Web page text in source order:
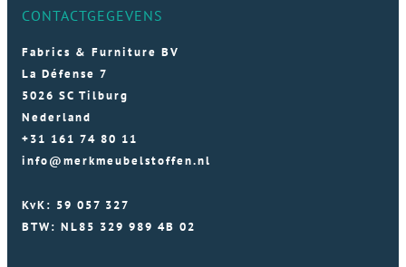
CONTACTGEGEVENS
Fabrics & Furniture BV
La Défense 7
5026 SC Tilburg
Nederland
+31 161 74 80 11
info@merkmeubelstoffen.nl
KvK: 59 057 327
BTW: NL85 329 989 4B 02